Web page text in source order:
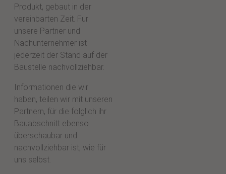
Produkt, gebaut in der
vereinbarten Zeit. Für
unsere Partner und
Nachunternehmer ist
jederzeit der Stand auf der
Baustelle nachvollziehbar.
Informationen die wir
haben, teilen wir mit unseren
Partnern, für die folglich ihr
Bauabschnitt ebenso
überschaubar und
nachvollziehbar ist, wie für
uns selbst.